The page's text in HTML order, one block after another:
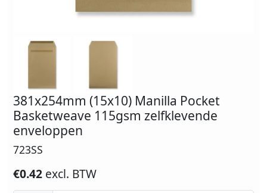
381x254mm (15x10) Manilla Pocket
Basketweave 115gsm zelfklevende
enveloppen
723SS
€0.42 excl. BTW